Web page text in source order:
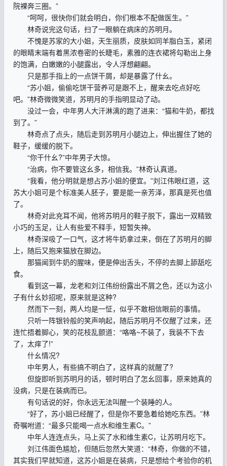
院裸奔三圈。”
“呵呵，很快你们就会明白，你们根本不配做医生。”
林奇说完这句话，扫了一眼躺在病床的苏明月。
不愧是苏家的大小姐，天生丽质，皮肤如同羊脂白玉，紧闭
的眼睛末端有着黑浓卷密的长睫毛，素雅的连衣裙将勾勒出上身
的饱满，白嫩嫩的小腿露出，令人浮想翩翩。
只是那手指上的一点饼干屑，却是暴露了什幺。
“苏小姐，偷偷吃饼干营养可是跟不上，醒来去吃点好吃
吧。”林奇微微笑道，苏明月的手指明显动了动。
没过一会，中年男人大汗淋漓的跑了进来：“猫和牛奶，都找
到了。”
林奇点了点头，随后走到苏明月小腿边上，伸出握住了她的
鞋子，缓缓的脱下。
“你干什幺?”中年男子大惊。
“治病，你不要管这幺多，相信我。”林奇认真道。
“我看，他分明就是想占苏小姐的便宜。”刘江伟眼红道，这
苏大小姐可是个标准美人胚子，要是能一亲芳泽，那真是死也值
了。
林奇对此充耳不闻，他将苏明月的鞋子脱下，露出一双精致
小巧的玉足，让人有些爱不释手，短暂失神。
林奇深吸了一口气，这才将牛奶拿过来，倒在了苏明月的脚
上，随后又抱来猫放在脚边。
那猫闻到牛奶的腥味，便是伸出舌头，不停的去脚上舔舐吃
食。
看到这一幕，龙老和刘江伟纷纷露出不屑之色，还以为这小
子有什幺妙招呢，原来就是这种?
然而下一刻，两人均是一怔，似乎不敢相信眼前的事情。
只听一阵银铃般的笑声响起，随后苏明月不仅醒了过来，还
连忙捂着脚心，笑的花枝乱颤道：“咯咯~不装了，我装不下去
了，太痒了!”
什幺情况?
中年男人，有些搞不明白了，这样真的就醒了?
但旋即听到苏明月的话，顿时明白了怎幺回事，原来她真的
没病，只是在装病而已。
有句话说的好，你永远无法叫醒一个装睡的人。
“好了，苏小姐已经醒了，但是你不要急着给她吃东西。”林
奇嘱咐道：“最多只能喝一点水和维生素C。”
中年人连连点头，马上买了水和维生素C，让苏明月吃下。
刘江伟面色尴尬，但随后忽然大笑道：“林奇，你做的不错，
其实我们早就知道，这苏小姐是在装病，只是想给个考验你的机